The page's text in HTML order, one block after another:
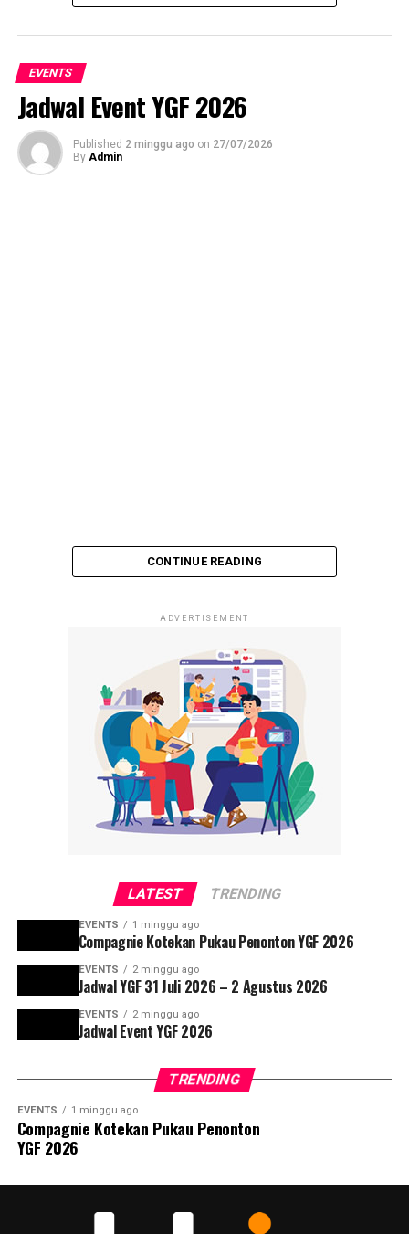
EVENTS
Jadwal Event YGF 2026
Published 2 minggu ago on 27/07/2026
By Admin
CONTINUE READING
ADVERTISEMENT
LATEST TRENDING
EVENTS 1 minggu ago
Compagnie Kotekan Pukau Penonton YGF 2026
EVENTS 2 minggu ago
Jadwal YGF 31 Juli 2026 – 2 Agustus 2026
EVENTS 2 minggu ago
Jadwal Event YGF 2026
TRENDING
EVENTS 1 minggu ago
Compagnie Kotekan Pukau Penonton
YGF 2026